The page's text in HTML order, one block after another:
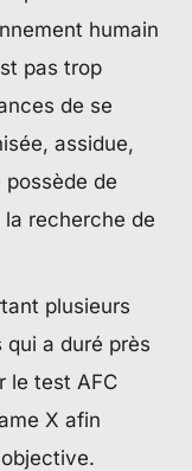
humain
pas trop
de se
assidue,
de
recherche de
plusieurs
a duré près
le test AFC
X afin